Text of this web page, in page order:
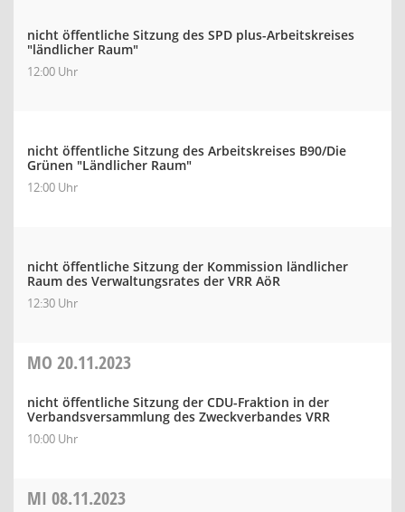
nicht öffentliche Sitzung des SPD plus-Arbeitskreises
"ländlicher Raum"
12:00 Uhr
nicht öffentliche Sitzung des Arbeitskreises B90/Die
Grünen "Ländlicher Raum"
12:00 Uhr
nicht öffentliche Sitzung der Kommission ländlicher
Raum des Verwaltungsrates der VRR AöR
12:30 Uhr
MO 20.11.2023
nicht öffentliche Sitzung der CDU-Fraktion in der
Verbandsversammlung des Zweckverbandes VRR
10:00 Uhr
MI 08.11.2023